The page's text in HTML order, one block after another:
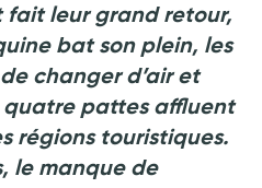
fait leur grand retour,
bat son plein, les
changer d’air et
quatre pattes affluent
régions touristiques.
le manque de